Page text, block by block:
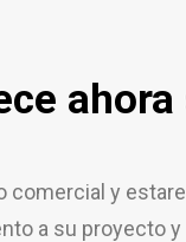
y
a su proyecto